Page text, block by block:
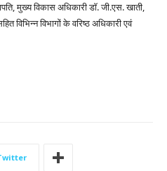
मुख्य विकास अधिकारी डॉ. जी.एस. खाती,
विभिन्न विभागों के वरिष्ठ अधिकारी एवं